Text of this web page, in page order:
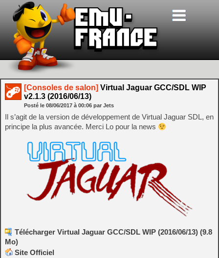
[Consoles de salon] Virtual Jaguar GCC/SDL WIP
v2.1.3 (2016/06/13)
Posté le 08/06/2017 à 00:06 par Jets
Il s’agit de la version de développement de Virtual Jaguar SDL, en
principe la plus avancée. Merci Lo pour la news
Télécharger Virtual Jaguar GCC/SDL WIP (2016/06/13) (9.8
Mo)
Site Officiel